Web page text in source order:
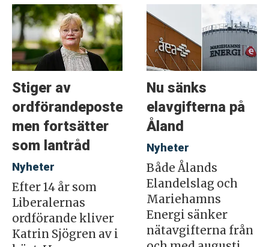
Stiger av
ordförandeposten
men fortsätter
som lantråd
Nyheter
Efter 14 år som
Liberalernas
ordförande kliver
Katrin Sjögren av i
Nu sänks
elavgifterna på
Åland
Nyheter
Både Ålands
Elandelslag och
Mariehamns
Energi sänker
nätavgifterna från